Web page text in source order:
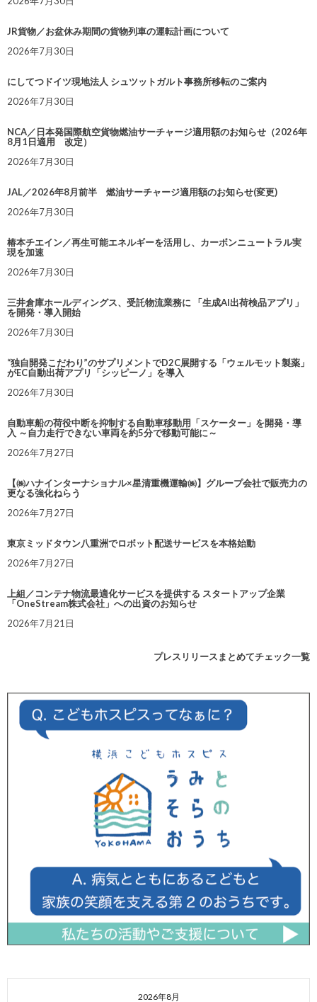
JR貨物／お盆休み期間の貨物列車の運転計画について
2026年7月30日
にしてつドイツ現地法人 シュツットガルト事務所移転のご案内
2026年7月30日
NCA／日本発国際航空貨物燃油サーチャージ適用額のお知らせ（2026年
8月1日適用 改定）
2026年7月30日
JAL／2026年8月前半 燃油サーチャージ適用額のお知らせ(変更)
2026年7月30日
椿本チエイン／再生可能エネルギーを活用し、カーボンニュートラル実
現を加速
2026年7月30日
三井倉庫ホールディングス、受託物流業務に 「生成AI出荷検品アプリ」
を開発・導入開始
2026年7月30日
“独自開発こだわり”のサプリメントでD2C展開する「ウェルモット製薬」
がEC自動出荷アプリ「シッピーノ」を導入
2026年7月30日
自動車船の荷役中断を抑制する自動車移動用「スケーター」を開発・導
入 ～自力走行できない車両を約5分で移動可能に～
2026年7月27日
【㈱ハナインターナショナル×星清重機運輸㈱】グループ会社で販売力の
更なる強化ねらう
2026年7月27日
東京ミッドタウン八重洲でロボット配送サービスを本格始動
2026年7月27日
上組／コンテナ物流最適化サービスを提供する スタートアップ企業
「OneStream株式会社」への出資のお知らせ
2026年7月21日
プレスリリースまとめてチェック一覧
2026年8月